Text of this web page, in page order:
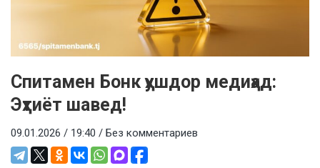
Спитамен Бонк ҳушдор медиҳад:
Эҳтиёт шавед!
09.01.2026 / 19:40 / Без комментариев